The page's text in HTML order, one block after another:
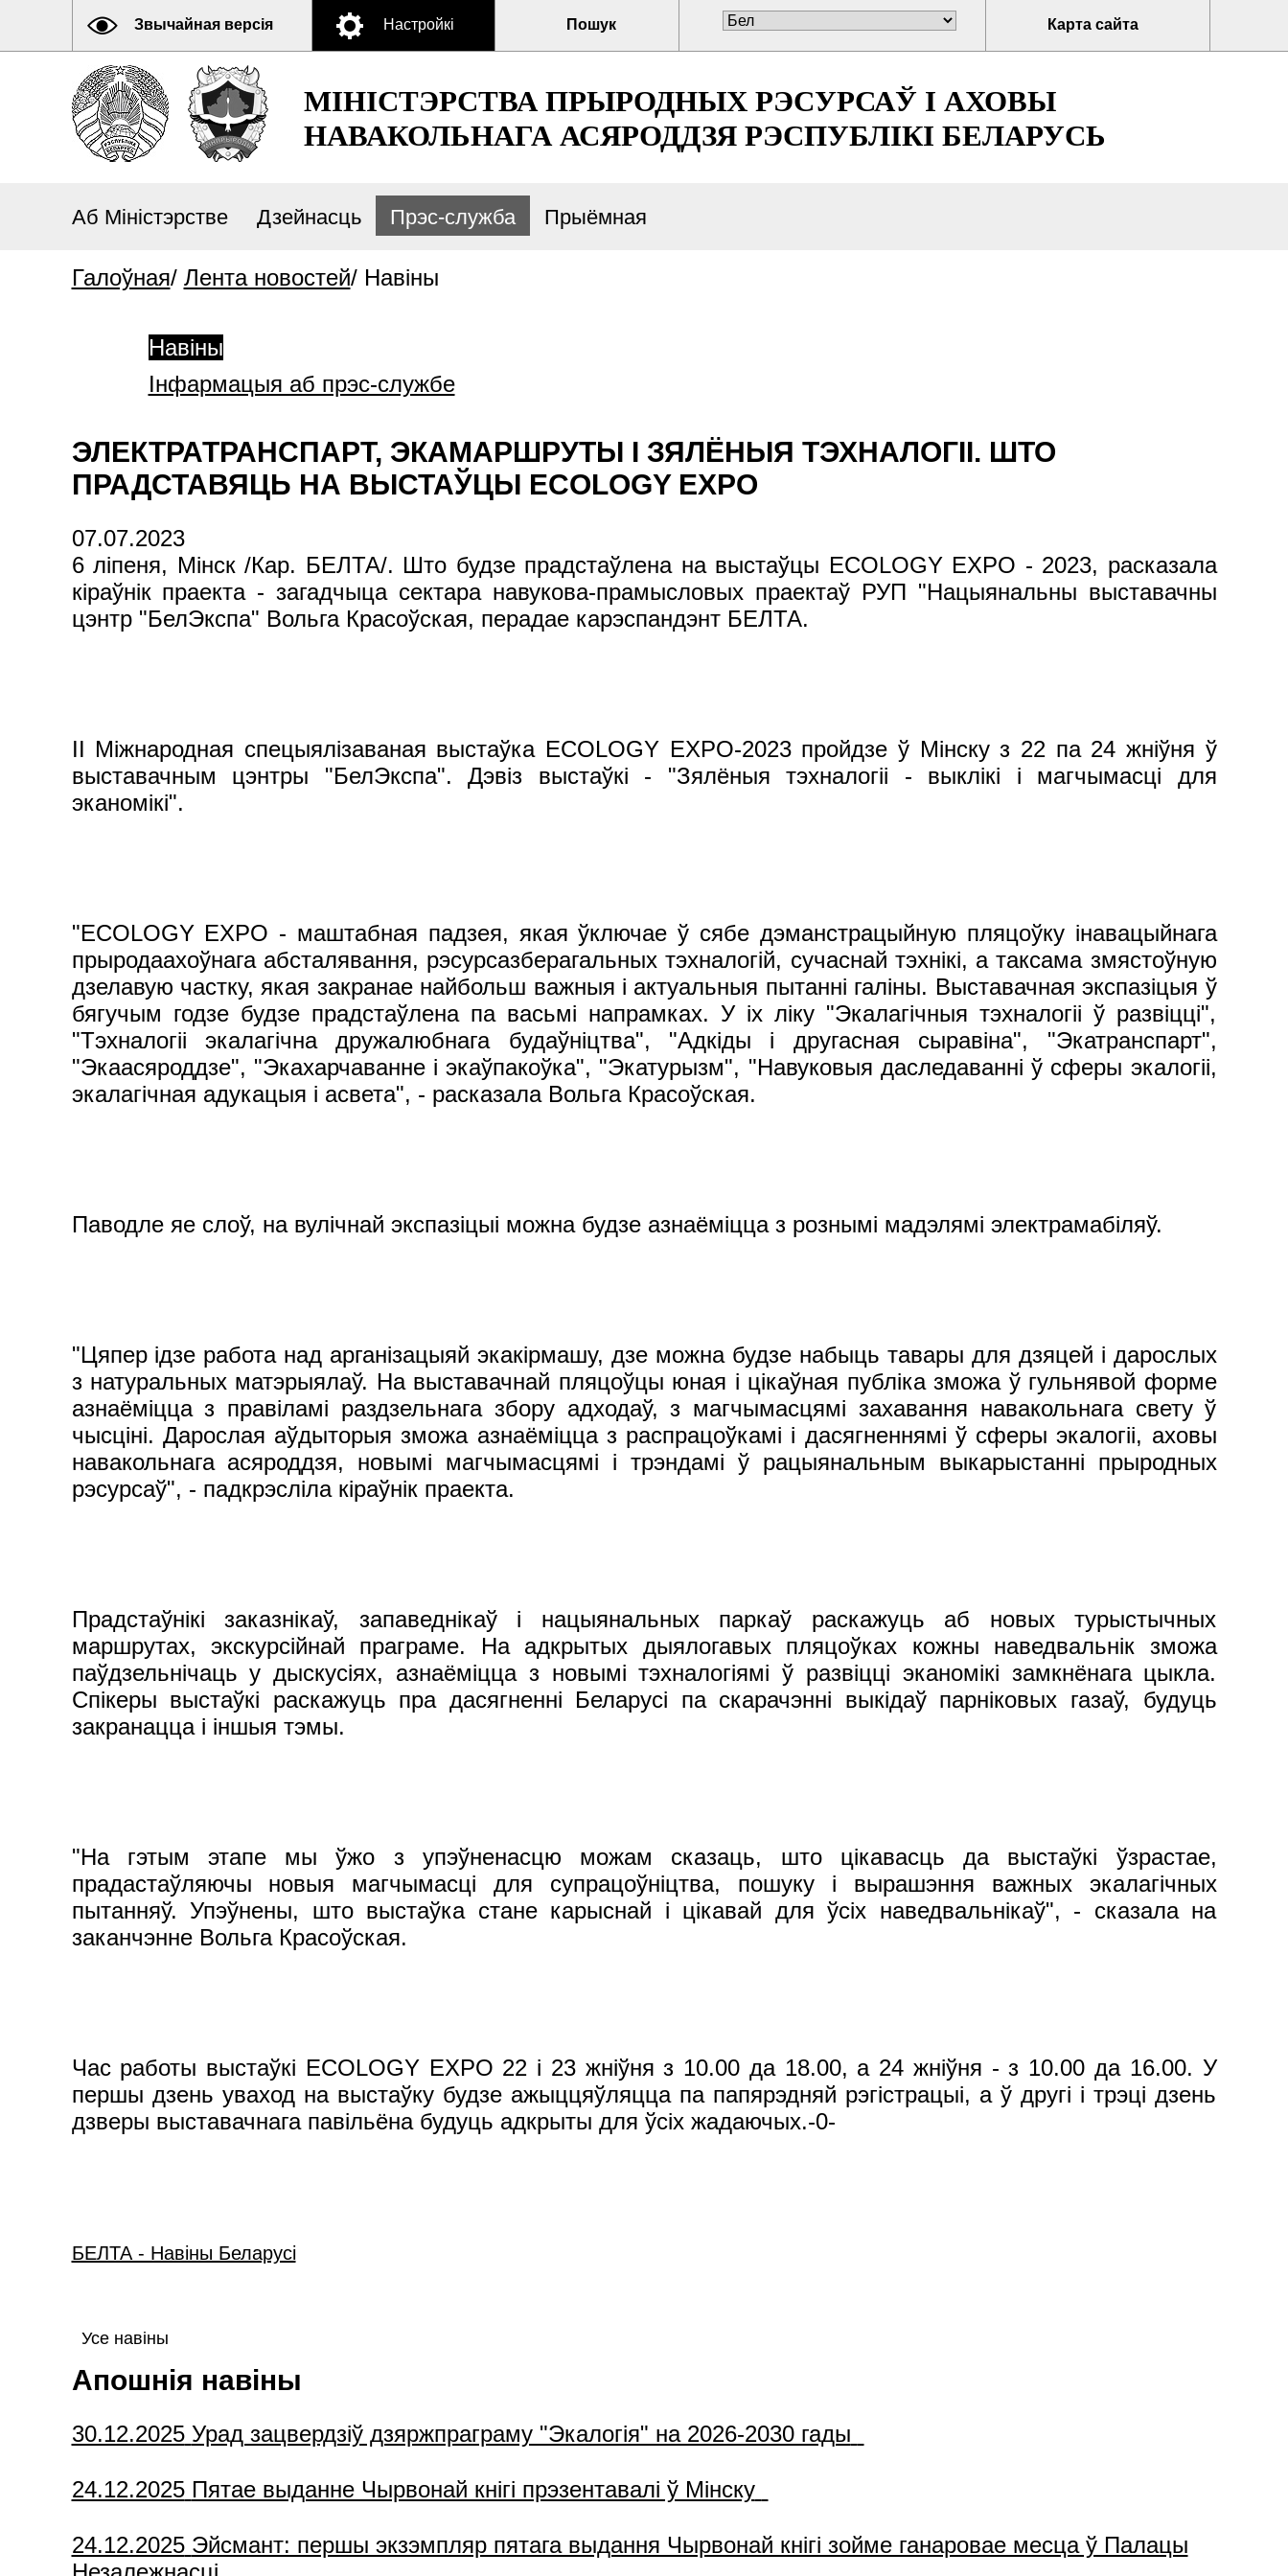
Звычайная версія Настройкі Пошук Карта сайта
МІНІСТЭРСТВА ПРЫРОДНЫХ РЭСУРСАЎ І АХОВЫ
НАВАКОЛЬНАГА АСЯРОДДЗЯ РЭСПУБЛІКІ БЕЛАРУСЬ
Аб Міністэрстве Дзейнасць Прэс-служба Прыёмная
Галоўная/ Лента новостей/ Навіны
Навіны
Інфармацыя аб прэс-службе
ЭЛЕКТРАТРАНСПАРТ, ЭКАМАРШРУТЫ І ЗЯЛЁНЫЯ ТЭХНАЛОГІІ. ШТО
ПРАДСТАВЯЦЬ НА ВЫСТАЎЦЫ ECOLOGY EXPO
07.07.2023
6 ліпеня, Мінск /Кар. БЕЛТА/. Што будзе прадстаўлена на выстаўцы ECOLOGY EXPO - 2023, расказала
кіраўнік праекта - загадчыца сектара навукова-прамысловых праектаў РУП "Нацыянальны выставачны
цэнтр "БелЭкспа" Вольга Красоўская, перадае карэспандэнт БЕЛТА.
II Міжнародная спецыялізаваная выстаўка ECOLOGY EXPO-2023 пройдзе ў Мінску з 22 па 24 жніўня ў
выставачным цэнтры "БелЭкспа". Дэвіз выстаўкі - "Зялёныя тэхналогіі - выклікі і магчымасці для
эканомікі".
"ECOLOGY EXPO - маштабная падзея, якая ўключае ў сябе дэманстрацыйную пляцоўку інавацыйнага
прыродаахоўнага абсталявання, рэсурсазберагальных тэхналогій, сучаснай тэхнікі, а таксама змястоўную
дзелавую частку, якая закранае найбольш важныя і актуальныя пытанні галіны. Выставачная экспазіцыя ў
бягучым годзе будзе прадстаўлена па васьмі напрамках. У іх ліку "Экалагічныя тэхналогіі ў развіцці",
"Тэхналогіі экалагічна дружалюбнага будаўніцтва", "Адкіды і другасная сыравіна", "Экатранспарт",
"Экаасяроддзе", "Экахарчаванне і экаўпакоўка", "Экатурызм", "Навуковыя даследаванні ў сферы экалогіі,
экалагічная адукацыя і асвета", - расказала Вольга Красоўская.
Паводле яе слоў, на вулічнай экспазіцыі можна будзе азнаёміцца з рознымі мадэлямі электрамабіляў.
"Цяпер ідзе работа над арганізацыяй экакірмашу, дзе можна будзе набыць тавары для дзяцей і дарослых
з натуральных матэрыялаў. На выставачнай пляцоўцы юная і цікаўная публіка зможа ў гульнявой форме
азнаёміцца з правіламі раздзельнага збору адходаў, з магчымасцямі захавання навакольнага свету ў
чысціні. Дарослая аўдыторыя зможа азнаёміцца з распрацоўкамі і дасягненнямі ў сферы экалогіі, аховы
навакольнага асяроддзя, новымі магчымасцямі і трэндамі ў рацыянальным выкарыстанні прыродных
рэсурсаў", - падкрэсліла кіраўнік праекта.
Прадстаўнікі заказнікаў, запаведнікаў і нацыянальных паркаў раскажуць аб новых турыстычных
маршрутах, экскурсійнай праграме. На адкрытых дыялогавых пляцоўках кожны наведвальнік зможа
паўдзельнічаць у дыскусіях, азнаёміцца з новымі тэхналогіямі ў развіцці эканомікі замкнёнага цыкла.
Спікеры выстаўкі раскажуць пра дасягненні Беларусі па скарачэнні выкідаў парніковых газаў, будуць
закранацца і іншыя тэмы.
"На гэтым этапе мы ўжо з упэўненасцю можам сказаць, што цікавасць да выстаўкі ўзрастае,
прадастаўляючы новыя магчымасці для супрацоўніцтва, пошуку і вырашэння важных экалагічных
пытанняў. Упэўнены, што выстаўка стане карыснай і цікавай для ўсіх наведвальнікаў", - сказала на
заканчэнне Вольга Красоўская.
Час работы выстаўкі ECOLOGY EXPO 22 і 23 жніўня з 10.00 да 18.00, а 24 жніўня - з 10.00 да 16.00. У
першы дзень уваход на выстаўку будзе ажыццяўляцца па папярэдняй рэгістрацыі, а ў другі і трэці дзень
дзверы выставачнага павільёна будуць адкрыты для ўсіх жадаючых.-0-
БЕЛТА - Навiны Беларусi
Усе навіны
Апошнія навіны
30.12.2025 Урад зацвердзіў дзяржпраграму "Экалогія" на 2026-2030 гады
24.12.2025 Пятае выданне Чырвонай кнігі прэзентавалі ў Мінску
24.12.2025 Эйсмант: першы экзэмпляр пятага выдання Чырвонай кнігі зойме ганаровае месца ў Палацы